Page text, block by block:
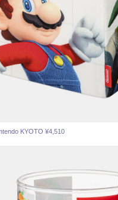
KYOTO ¥4,510